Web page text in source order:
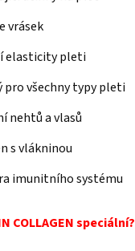
vrásek
elasticity pleti
pro všechny typy pleti
nehtů a vlasů
s vlákninou
imunitního systému
COLLAGEN speciální?